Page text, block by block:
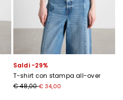
Saldi -29%
T-shirt con stampa all-over
€ 48,00€ 34,00